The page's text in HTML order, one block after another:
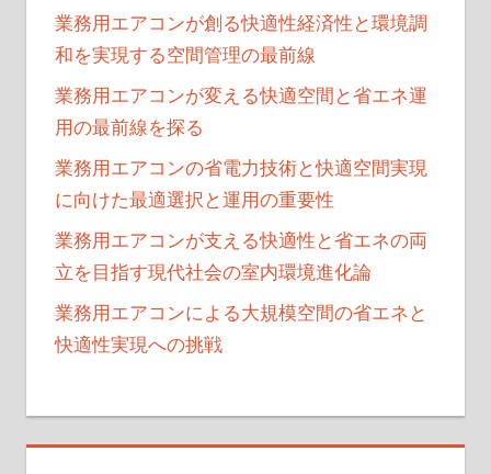
業務用エアコンが創る快適性経済性と環境調
和を実現する空間管理の最前線
業務用エアコンが変える快適空間と省エネ運
用の最前線を探る
業務用エアコンの省電力技術と快適空間実現
に向けた最適選択と運用の重要性
業務用エアコンが支える快適性と省エネの両
立を目指す現代社会の室内環境進化論
業務用エアコンによる大規模空間の省エネと
快適性実現への挑戦